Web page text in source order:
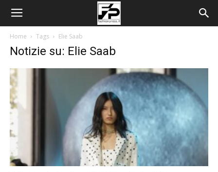
Home Tags Elie Saab
Notizie su: Elie Saab